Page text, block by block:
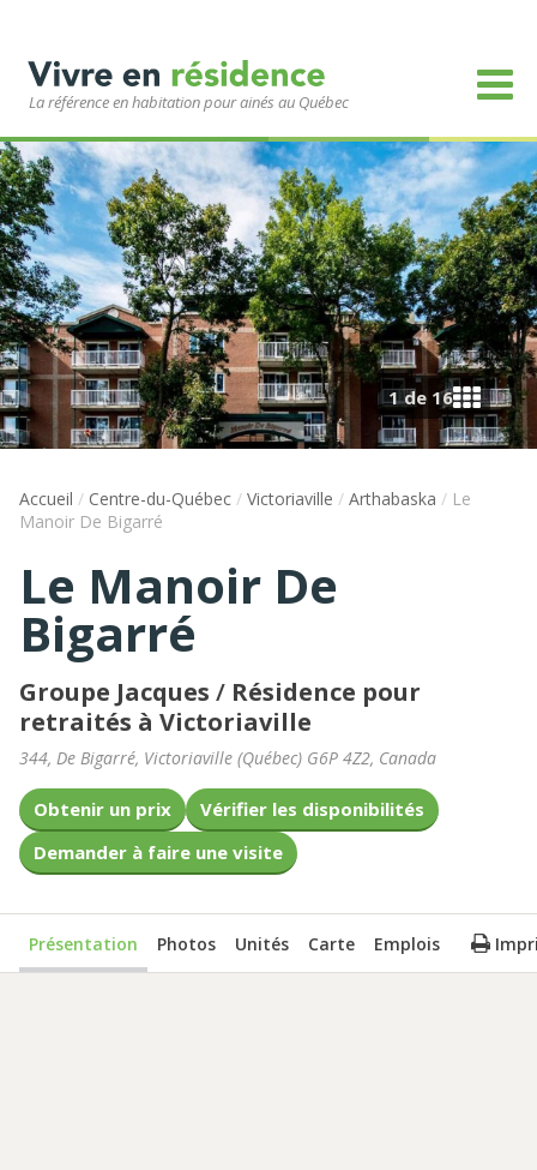
La référence en habitation pour ainés au Québec
1 de 16
Accueil / Centre-du-Québec / Victoriaville / Arthabaska / Le
Manoir De Bigarré
Le Manoir De
Bigarré
Groupe Jacques / Résidence pour
retraités à Victoriaville
344, De Bigarré, Victoriaville (Québec) G6P 4Z2, Canada
Obtenir un prix
Vérifier les disponibilités
Demander à faire une visite
Présentation Photos Unités Carte Emplois